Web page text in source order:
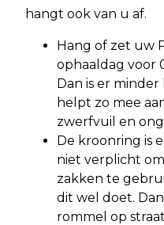
hangt ook van u af.
Hang of zet uw
ophaaldag voor
Dan is er minder
helpt zo mee
zwerfvuil en
De kroonring is
niet verplicht
zakken te
dit wel doet.
rommel op straat